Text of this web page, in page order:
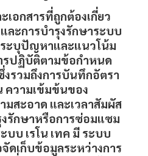
เอกสารที่ถูกต้องเกี่ยว
ะการบำรุงรักษาระบบ
ะบุปัญหาและแนวโน้ม
รปฏิบัติตามข้อกำหนด
รวมถึงการบันทึกอัตรา
ความเข้มข้นของ
มสะอาด และเวลาสัมผัส
รักษาหรือการซ่อมแซม
บบ เรโน เทค มี ระบบ
ดเก็บข้อมูลระหว่างการ